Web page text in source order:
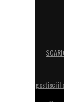
gestisci il